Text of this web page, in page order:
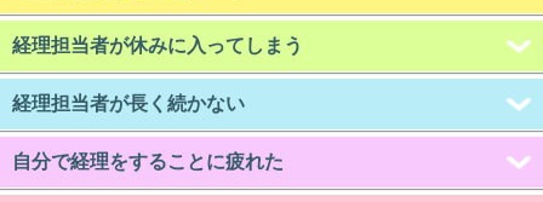
経理担当者が休みに入ってしまう
経理担当者が長く続かない
自分で経理をすることに疲れた